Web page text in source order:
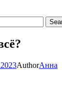
AuthorАнна